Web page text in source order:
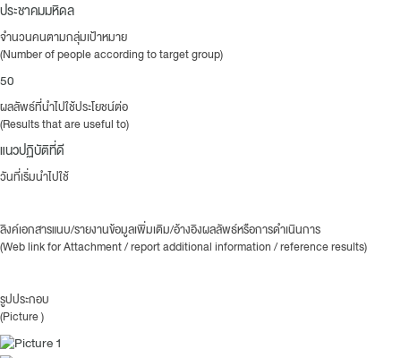
ประชาคมมหิดล
จำนวนคนตามกลุ่มเป้าหมาย
(Number of people according to target group)
50
ผลลัพธ์ที่นำไปใช้ประโยชน์ต่อ
(Results that are useful to)
แนวปฏิบัติที่ดี
วันที่เริ่มนำไปใช้
ลิงค์เอกสารแนบ/รายงานข้อมูลเพิ่มเติม/อ้างอิงผลลัพธ์หรือการดำเนินการ
(Web link for Attachment / report additional information / reference results)
รูปประกอบ
(Picture )